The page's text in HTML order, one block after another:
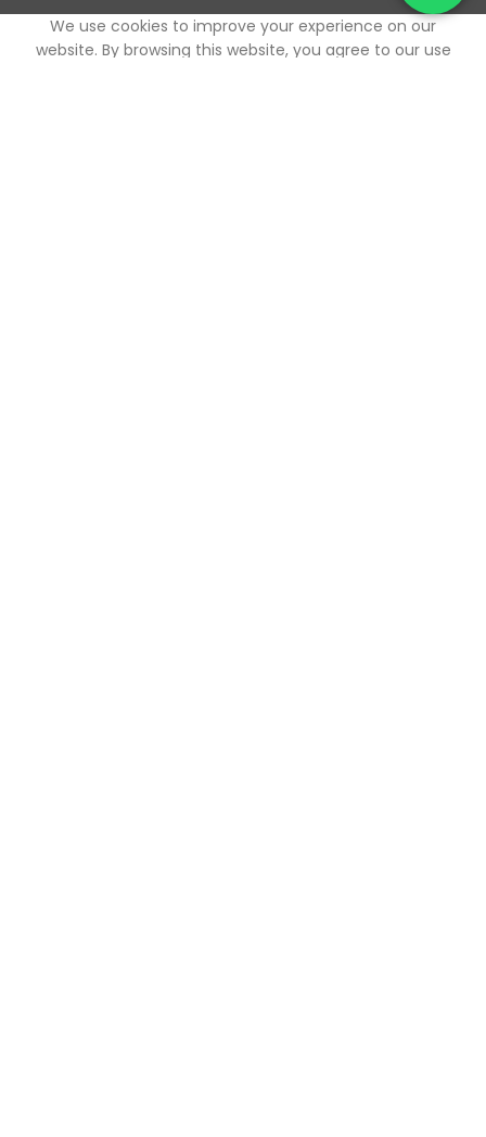
We use cookies to improve your experience on our
website. By browsing this website, you agree to our use
Mes favoris
Panier
Mon compte